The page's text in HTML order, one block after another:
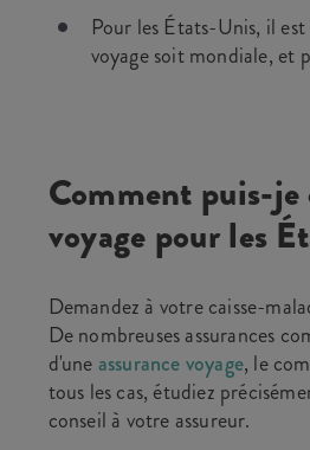
Pour les États-Unis, il
voyage soit mondiale, et
Comment puis-je
voyage pour les
Demandez à votre caisse-
De nombreuses assurances
d'uneassurance voyage, le
tous les cas, étudiez
conseil à votre assureur.